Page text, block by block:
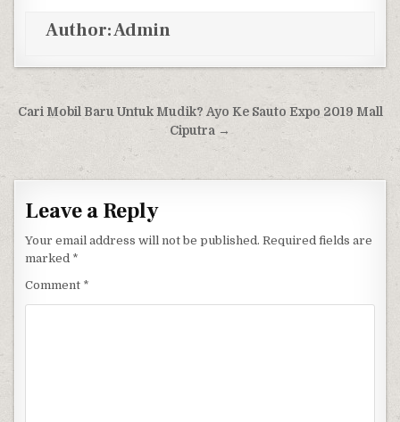
Author:Admin
Post navigation
Cari Mobil Baru Untuk Mudik? Ayo Ke Sauto Expo 2019 Mall
Ciputra →
Leave a Reply
Your email address will not be published. Required fields are
marked *
Comment *